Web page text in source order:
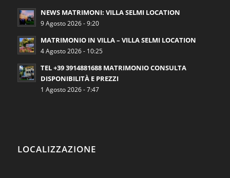
NEWS MATRIMONI: VILLA SELMI LOCATION
9 Agosto 2026 - 9:20
MATRIMONIO IN VILLA – VILLA SELMI LOCATION
4 Agosto 2026 - 10:25
TEL +39 3914881688 MATRIMONIO CONSULTA
DISPONIBILITÀ E PREZZI
1 Agosto 2026 - 7:47
LOCALIZZAZIONE